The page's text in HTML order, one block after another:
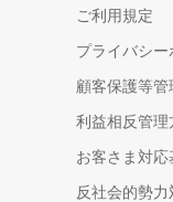
ご利用規定
プライバシー
顧客保護等管
利益相反管理
お客さま対応
反社会的勢